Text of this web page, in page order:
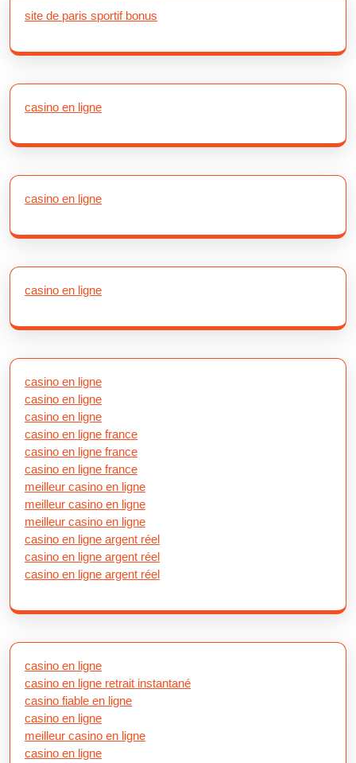
site de paris sportif bonus
casino en ligne
casino en ligne
casino en ligne
casino en ligne
casino en ligne
casino en ligne
casino en ligne france
casino en ligne france
casino en ligne france
meilleur casino en ligne
meilleur casino en ligne
meilleur casino en ligne
casino en ligne argent réel
casino en ligne argent réel
casino en ligne argent réel
casino en ligne
casino en ligne retrait instantané
casino fiable en ligne
casino en ligne
meilleur casino en ligne
casino en ligne